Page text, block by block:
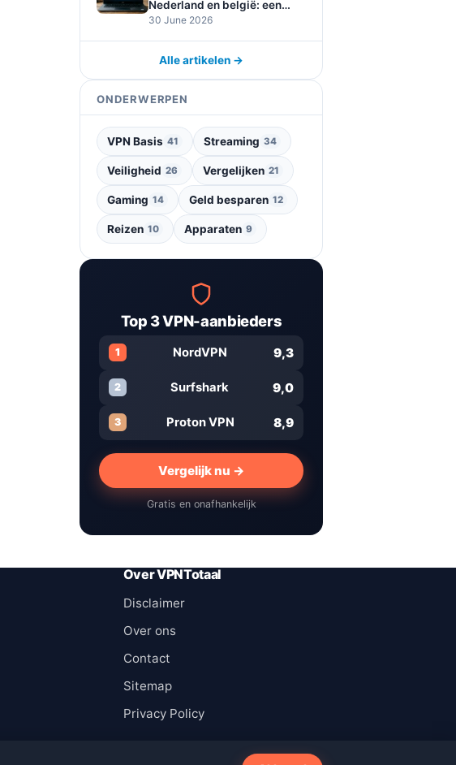
Nederland en belgië: een
duidelijke uitleg
30 June 2026
Alle artikelen →
ONDERWERPEN
VPN Basis 41 Streaming 34
Veiligheid 26 Vergelijken 21
Gaming 14 Geld besparen 12
Reizen 10 Apparaten 9
Top 3 VPN-aanbieders
1 NordVPN 9,3
2 Surfshark 9,0
3 Proton VPN 8,9
Vergelijk nu →
Gratis en onafhankelijk
Over VPNTotaal
Disclaimer
Over ons
Contact
Sitemap
Privacy Policy